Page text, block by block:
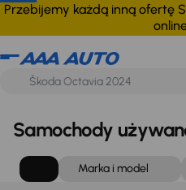
Przebijemy każdą inną ofertę
Samochody
Marka i model